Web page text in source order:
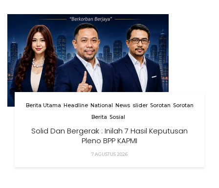
Berita Utama Headline National News slider Sorotan Sorotan
Berita Sosial
Solid Dan Bergerak : Inilah 7 Hasil Keputusan
Pleno BPP KAPMI
7 AGUSTUS 2026